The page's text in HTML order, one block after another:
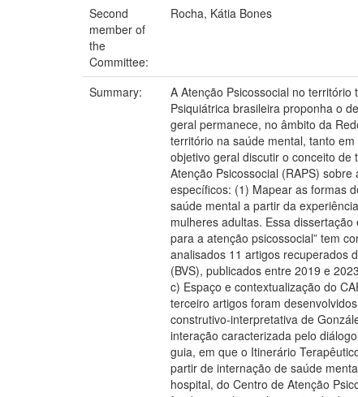
Second
member of
the
Committee:
Rocha, Kátia Bones
Summary:
A Atenção Psicossocial no
Psiquiátrica brasileira proponha o
geral permanece, no âmbito da
território na saúde mental, tanto
objetivo geral discutir o conceito
Atenção Psicossocial (RAPS)
específicos: (1) Mapear as formas
saúde mental a partir da
mulheres adultas. Essa
para a atenção psicossocial” tem
analisados 11 artigos recuperados
(BVS), publicados entre 2019 e
c) Espaço e contextualização do
terceiro artigos foram
construtivo-interpretativa de
interação caracterizada pelo
guia, em que o Itinerário
partir de internação de saúde
hospital, do Centro de Atenção